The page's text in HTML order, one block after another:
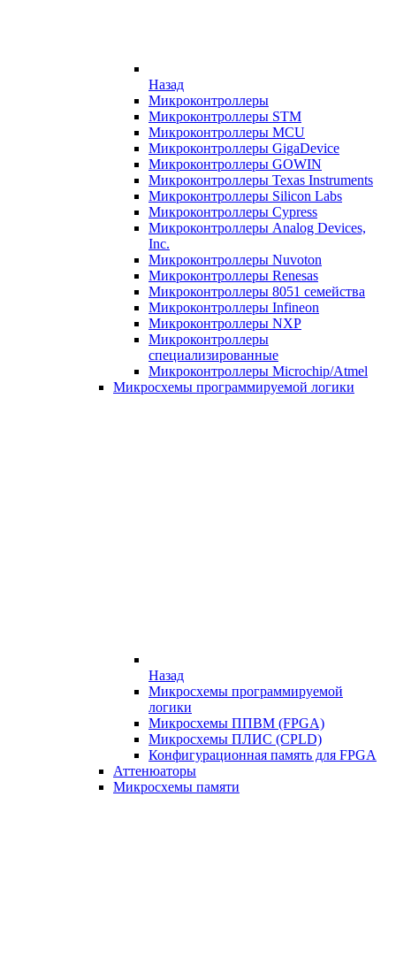
Назад
Микроконтроллеры
Микроконтроллеры STM
Микроконтроллеры MCU
Микроконтроллеры GigaDevice
Микроконтроллеры GOWIN
Микроконтроллеры Texas Instruments
Микроконтроллеры Silicon Labs
Микроконтроллеры Cypress
Микроконтроллеры Analog Devices,
Inc.
Микроконтроллеры Nuvoton
Микроконтроллеры Renesas
Микроконтроллеры 8051 семейства
Микроконтроллеры Infineon
Микроконтроллеры NXP
Микроконтроллеры
специализированные
Микроконтроллеры Microchip/Atmel
Микросхемы программируемой логики
Назад
Микросхемы программируемой
логики
Микросхемы ППВМ (FPGA)
Микросхемы ПЛИС (CPLD)
Конфигурационная память для FPGA
Аттенюаторы
Микросхемы памяти